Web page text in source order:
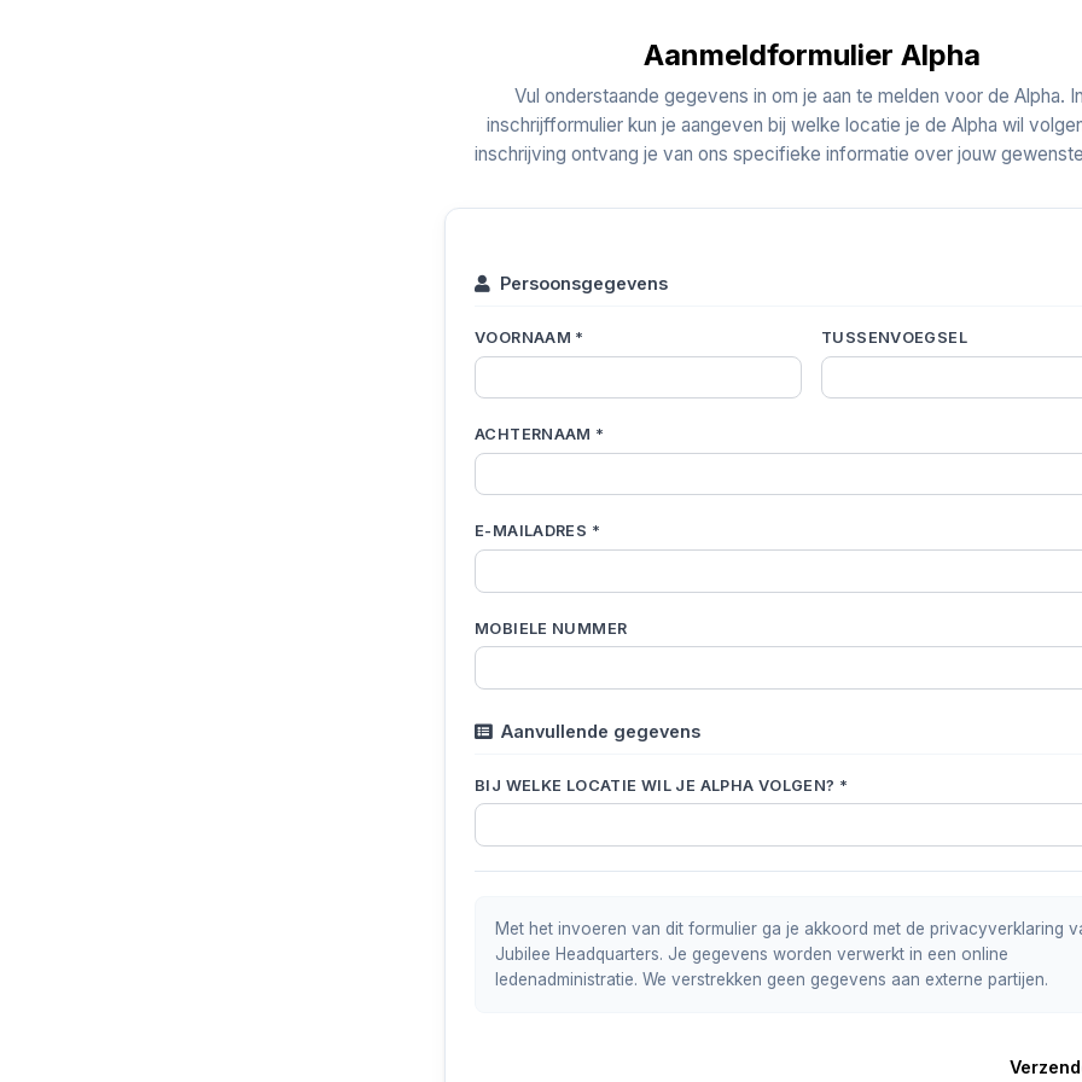
Aanmeldformulier Alpha
Vul onderstaande gegevens in om je aan te melden voor de Alpha.
inschrijfformulier kun je aangeven bij welke locatie je de Alpha wil
inschrijving ontvang je van ons specifieke informatie over jouw
Persoonsgegevens
VOORNAAM * TUSSENVOEGSEL
ACHTERNAAM *
E-MAILADRES *
MOBIELE NUMMER
Aanvullende gegevens
BIJ WELKE LOCATIE WIL JE ALPHA VOLGEN? *
Met het invoeren van dit formulier ga je akkoord met de privacyverklaring
Jubilee Headquarters. Je gegevens worden verwerkt in een online
ledenadministratie. We verstrekken geen gegevens aan externe partijen.